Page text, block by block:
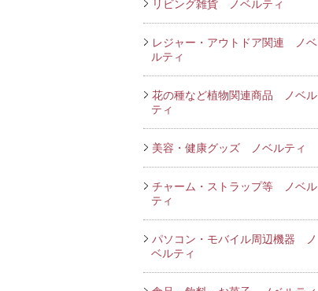
リビング雑貨 ノベルティ
レジャー・アウトドア関連 ノベ
ルティ
花の種など植物関連商品 ノベル
ティ
美容・健康グッズ ノベルティ
チャーム・ストラップ等 ノベル
ティ
パソコン・モバイル周辺機器 ノ
ベルティ